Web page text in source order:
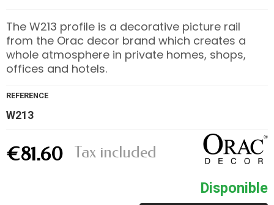
The W213 profile is a decorative picture rail
from the Orac decor brand which creates a
whole atmosphere in private homes, shops,
offices and hotels.
REFERENCE
W213
€81.60 Tax included
Disponible